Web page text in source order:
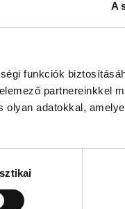
A
funkciók
partnereinkkel
olyan adatokkal,